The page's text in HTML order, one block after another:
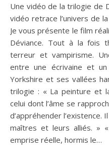
Une vidéo de la trilogie de Déviance, roman de vampire La
vidéo retrace l’univers de
Je vous présente le film
Déviance. Tout à la fois
terreur et vampirisme.
entre une écrivaine et
Yorkshire et ses vallées
trilogie : « La peinture et
celui dont l’âme se
d’appréhender l’existence.
maîtres et leurs alliés. »
emprise réelle, hormis le…